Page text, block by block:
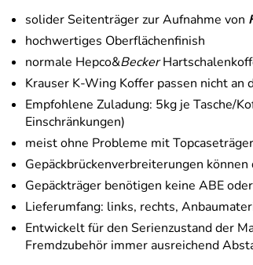
solider Seitenträger zur Aufnahme von
hochwertiges Oberflächenfinish
normale Hepco&Becker
Krauser K-Wing Koffer passen nicht an
Empfohlene Zuladung: 5kg je Tasche/
Einschränkungen)
meist ohne Probleme mit
Gepäckbrückenverbreiterungen
Gepäckträger benötigen keine ABE
Lieferumfang: links, rechts,
Entwickelt für den Serienzustand der
Fremdzubehör immer ausreichend